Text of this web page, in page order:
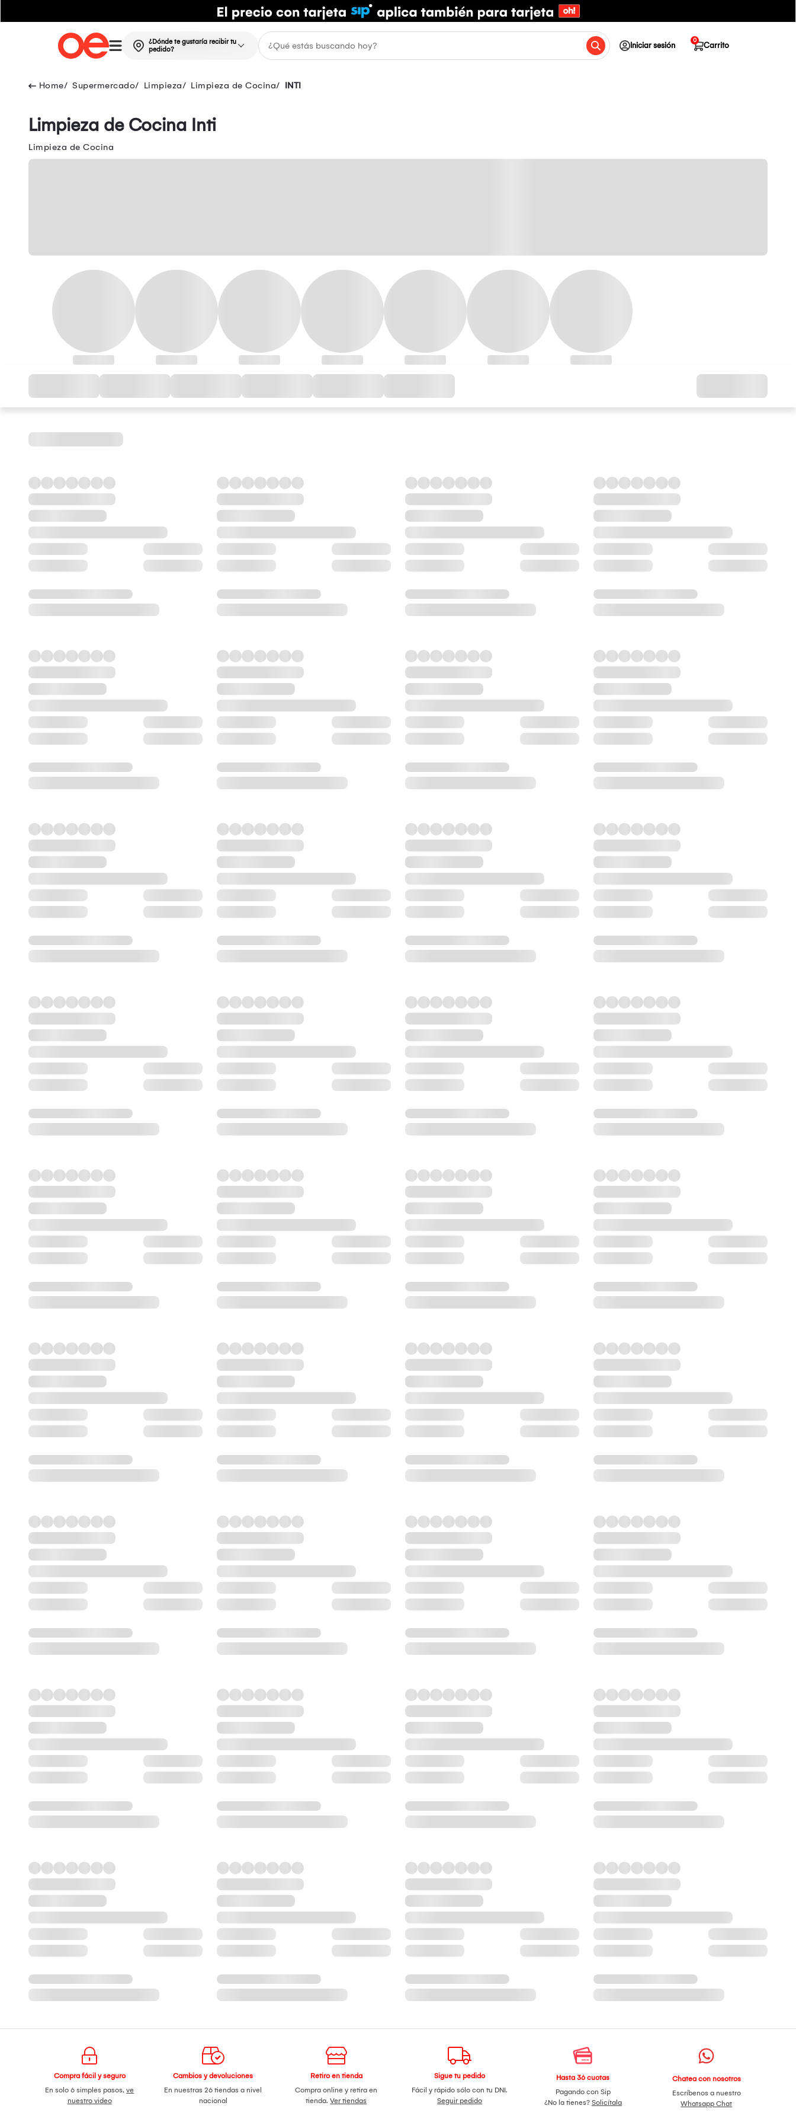
¿Dónde te gustaría recibir tu
pedido?
Iniciar sesión Carrito
0
Supermercado Limpieza Limpieza de Cocina INTI
Limpieza de Cocina Inti
Limpieza de Cocina
Compra fácil y seguro
En solo 6 simples pasos,ve
nuestro video
Cambios y devoluciones
En nuestras 26 tiendas a nivel
nacional
Retiro en tienda
Compra online y retira en
tienda.Ver tiendas
Sigue tu pedido
Fácil y rápido sólo con tu DNI.
Seguir pedido
Hasta 36 cuotas
Pagando con Sip
¿No la tienes? Solicítala
Chatea con nosotros
Escríbenos a nuestro
Whatsapp Chat